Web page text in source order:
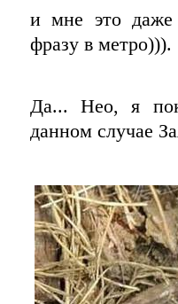
и мне это даже
фразу в метро))).
Да... Нео, я
данном случае